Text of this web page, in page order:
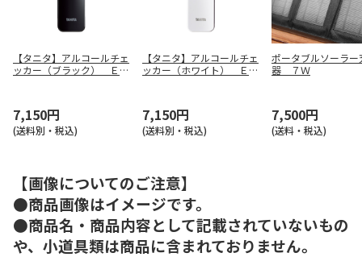
【タニタ】アルコールチェ
ッカー（ブラック） ＥＡ
7,150円
(送料別・税込)
【タニタ】アルコールチェ
ッカー（ホワイト） ＥＡ
7,150円
(送料別・税込)
ポータブルソーラー
器 ７Ｗ
7,500円
(送料・税込)
【画像についてのご注意】
●商品画像はイメージです。
●商品名・商品内容として記載されていないもの
や、小道具類は商品に含まれておりません。